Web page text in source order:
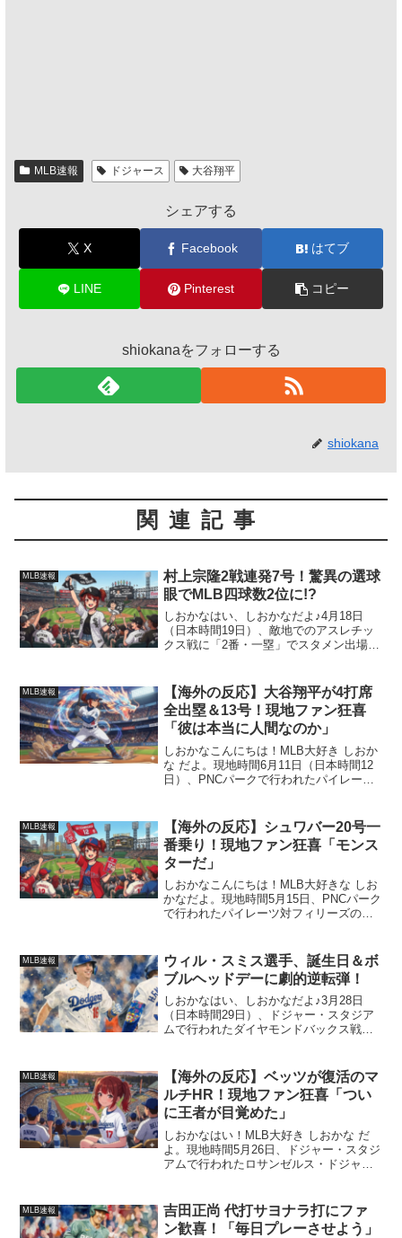
MLB速報 ドジャース 大谷翔平
シェアする
X Facebook はてブ
LINE Pinterest コピー
shiokanaをフォローする
shiokana
関連記事
MLB速報
村上宗隆2戦連発7号！驚異の選球
眼でMLB四球数2位に!?
しおかなはい、しおかなだよ♪4月18日
（日本時間19日）、敵地でのアスレチッ
クス戦に「2番・一塁」でスタメン出場し
4打席、緩いカーブをしっかり呼び込んで
センターへの7...
MLB速報
【海外の反応】大谷翔平が4打席
全出塁＆13号！現地ファン狂喜
「彼は本当に人間なのか」
しおかなこんにちは！MLB大好き しおか
な だよ。現地時間6月11日（日本時間12
日）、PNCパークで行われたパイレーツ
塁という、とんでもないスーパープレー
を見せて...
MLB速報
【海外の反応】シュワバー20号一
番乗り！現地ファン狂喜「モンス
ターだ」
しおかなこんにちは！MLB大好きな しお
かなだよ。現地時間5月15日、PNCパーク
で行われたパイレーツ対フィリーズの一
てくれたよ！ この異次元の活躍に、現地
のファンやメ...
MLB速報
ウィル・スミス選手、誕生日＆ボ
ブルヘッドデーに劇的逆転弾！
しおかなはい、しおかなだよ♪3月28日
（日本時間29日）、ドジャー・スタジア
ムで行われたダイヤモンドバックス戦
の3連勝！もう、しおかな、朝からテンシ
ョン上がっちゃった。...
MLB速報
【海外の反応】ベッツが復活のマ
ルチHR！現地ファン狂喜「つい
に王者が目覚めた」
しおかなはい！MLB大好き しおかな だ
よ。現地時間5月26日、ドジャー・スタジ
アムで行われたロサンゼルス・ドジャー
もないホームランを見せてくれたよ！こ
の異次元の活躍に...
MLB速報
吉田正尚 代打サヨナラ打にファ
ン歓喜！「毎日プレーさせよう」